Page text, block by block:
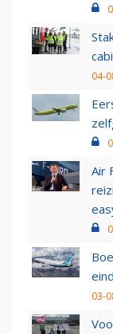
04-
Air
03-